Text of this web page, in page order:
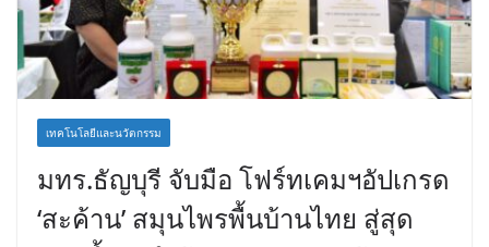
เทคโนโลยีและนวัตกรรม
มทร.ธัญบุรี จับมือ โฟร์ทเคมฯอัปเกรด
‘สะค้าน’ สมุนไพรพื้นบ้านไทย สู่สุด